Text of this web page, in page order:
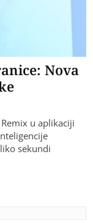
Nova
u aplikaciji
sekundi